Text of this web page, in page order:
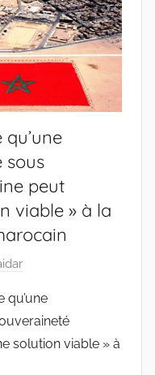
sous
peut
viable » à la
qu’une
solution viable » à